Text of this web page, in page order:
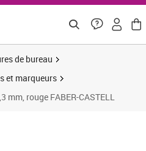
de bureau
et marqueurs
mm, rouge FABER-CASTELL